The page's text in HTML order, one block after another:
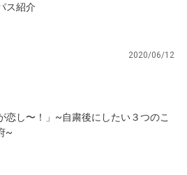
ス紹介
2020/06/12
恋し〜！」~自粛後にしたい３つのこ
~